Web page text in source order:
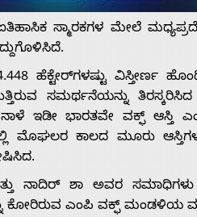
ಸ್ಮಾರಕಗಳ ಮೇಲೆ
ಹೆಕ್ಟೇರ್‌ಗಳಷ್ಟು ವಿಸ್ತೀರ್ಣ
ಸಮರ್ಥನೆಯನ್ನು
ಇಡೀ ಭಾರತವೇ ವಕ್ಫ್ ಆಸ್ತಿ
ಮೊಘಲರ ಕಾಲದ ಮೂರು
ನಾದಿರ್ ಶಾ ಅವರ
ಕೋರಿರುವ ಎಂಪಿ ವಕ್ಫ್